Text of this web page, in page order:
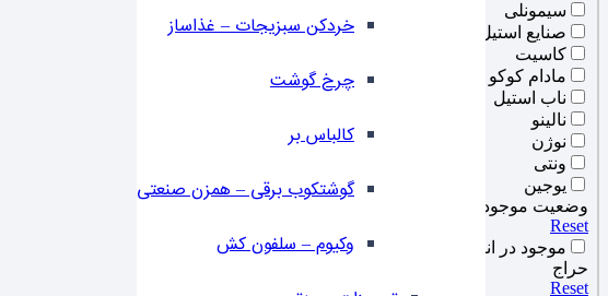
خردکن سبزیجات – غذاساز
چرخ گوشت
کالباس بر
گوشتکوب برقی – همزن صنعتی
وکیوم – سلفون کش
سیمونلی
صنایع استیل
کاسیت
مادام کوکو
ناب استیل
نالینو
نوژن
ونتی
یوجین
وضعیت موجودی انبار
Reset
موجود در انبار
حراج
Reset